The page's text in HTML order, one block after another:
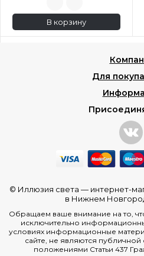
В корзину
Для
© Иллюзия света — интернет-
в Нижнем
Обращаем ваше внимание на то,
исключительно
условиях информационные
сайте, не являются
положениями Статьи 437